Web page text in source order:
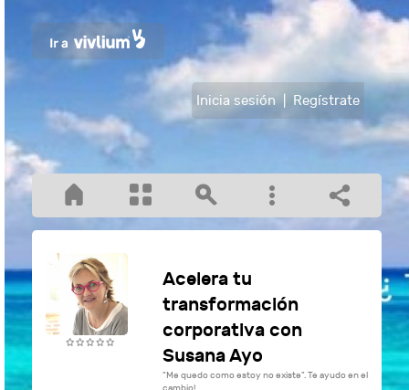
Inicia sesión Regístrate
Acelera tu
transformación
corporativa con
Susana Ayo
"Me quedo como estoy no existe". Te ayudo en el